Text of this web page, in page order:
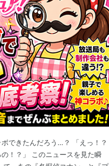
できたんだろう…？ 「えっ！？
！？」 このニュースを見た瞬